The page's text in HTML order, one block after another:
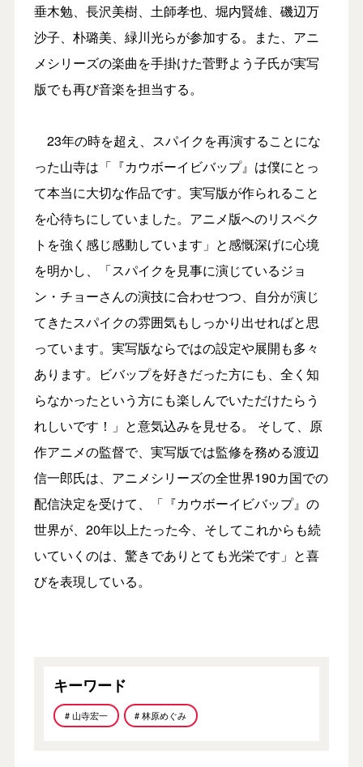
垂木勉、長沢美樹、土師孝也、堀内賢雄、磯辺万
沙子、朴璐美、緑川光らが参加する。また、アニ
メシリーズの楽曲を手掛けた菅野よう子氏が実写
版でも再び音楽を担当する。
23年の時を超え、スパイクを再演することにな
った山寺は「『カウボーイビバップ』は僕にとっ
て本当に大切な作品です。実写版が作られること
を心待ちにしていました。アニメ版へのリスペク
トを強く感じ感動しています」と感慨深げに心境
を明かし、「スパイクを見事に演じているジョ
ン・チョーさんの演技に合わせつつ、自分が演じ
てきたスパイクの雰囲気もしっかり出せればと思
っています。実写版ならではの設定や展開も多々
あります。ビバップを好きだった方にも、全く知
らなかったという方にも楽しんでいただけたらう
れしいです！」と意気込みを見せる。 そして、原
作アニメの監督で、実写版では監修を務める渡辺
信一郎氏は、アニメシリーズの全世界190カ国での
配信決定を受けて、「『カウボーイビバップ』の
世界が、20年以上たった今、そしてこれからも続
いていくのは、驚きでありとても光栄です」と喜
びを表現している。
キーワード
# 山寺宏一 # 林原めぐみ